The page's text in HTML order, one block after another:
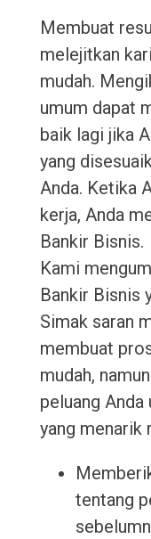
Membuat
melejitkan
mudah.
umum dapat
baik lagi jika
yang
Anda. Ketika
kerja, Anda
Bankir Bisnis.
Kami
Bankir Bisnis
Simak saran
membuat
mudah,
peluang
yang menarik
tentang